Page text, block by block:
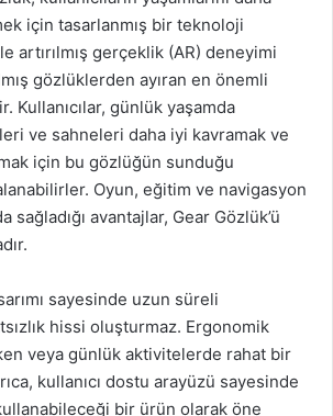
için tasarlanmış bir teknoloji
artırılmış gerçeklik (AR) deneyimi
gözlüklerden ayıran en önemli
Kullanıcılar, günlük yaşamda
ve sahneleri daha iyi kavramak ve
için bu gözlüğün sunduğu
Oyun, eğitim ve navigasyon
avantajlar, Gear Gözlük’ü
sayesinde uzun süreli
hissi oluşturmaz. Ergonomik
veya günlük aktivitelerde rahat bir
kullanıcı dostu arayüzü sayesinde
bir ürün olarak öne